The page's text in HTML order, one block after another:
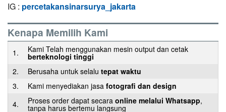
IG : percetakansinarsurya_jakarta
Kenapa Memilih Kami
1. Kami Telah menggunakan mesin output dan cetak
berteknologi tinggi
2.
Berusaha untuk selalu tepat waktu
3.
Kami menyediakan jasa fotografi dan design
4.
Proses order dapat secara online melalui Whatsapp,
tanpa harus bertemu langsung